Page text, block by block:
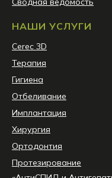
НАШИ УСЛУГИ
Сerec 3D
Терапия
Гигиена
Отбеливание
Имплантация
Хирургия
Ортодонтия
Протезирование